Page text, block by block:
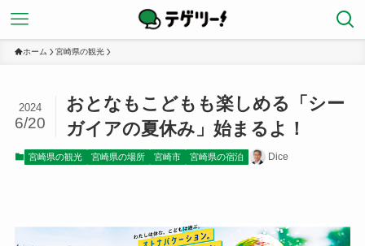
ホーム 宮崎県の観光
おとなもこどもも楽しめる「シー
ガイアの夏休み」始まるよ！
2024
6/20
宮崎県の観光 宮崎県の場所 宮崎市 宮崎県の宿泊 Dice